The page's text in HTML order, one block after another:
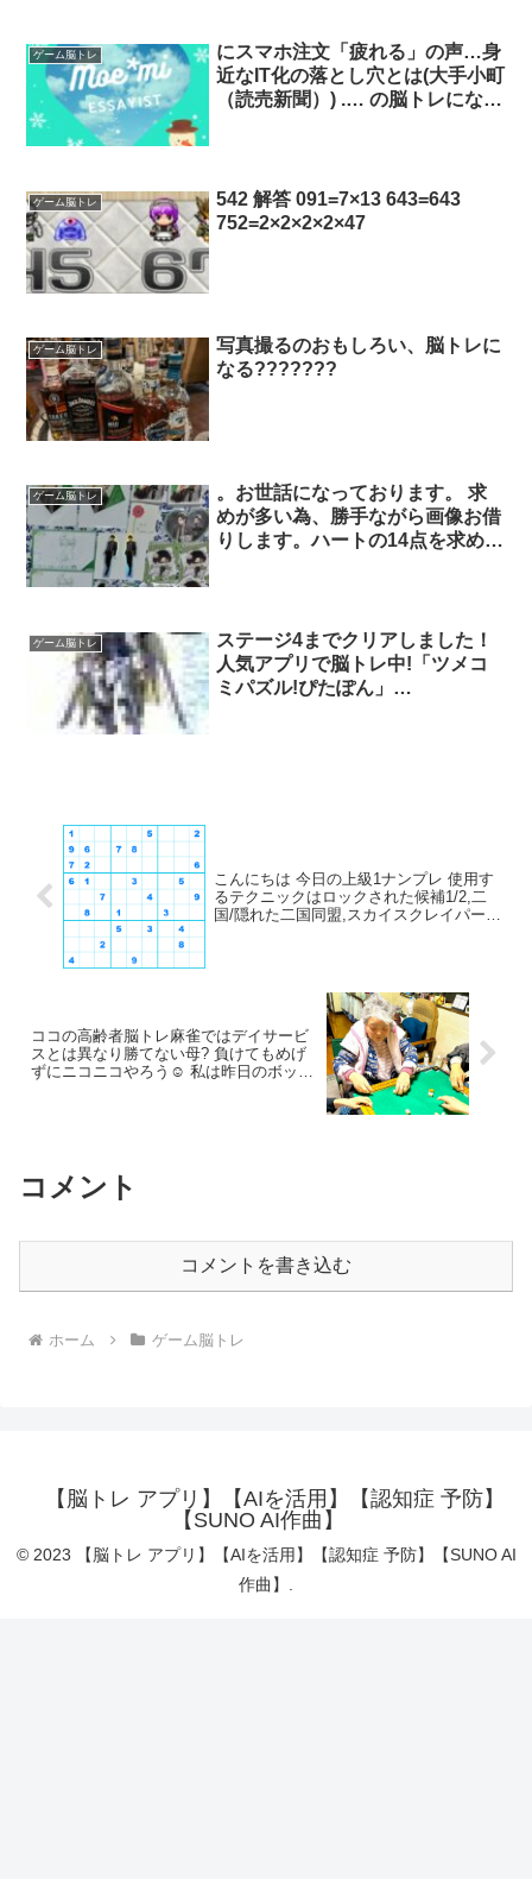
と……。考え始めると、何から手をつけ
たら良いのかわからなくなり...
ゲーム脳トレ
にスマホ注文「疲れる」の声…身
近なIT化の落とし穴とは(大手小町
（読売新聞）) .… の脳トレになる
興味深かったです✨
ゲーム脳トレ
542 解答 091=7×13 643=643
752=2×2×2×2×47
ゲーム脳トレ
写真撮るのおもしろい、脳トレに
なる???????
ゲーム脳トレ
。お世話になっております。 求
めが多い為、勝手ながら画像お借
りします。ハートの14点を求めて
能でしょうか？(全て交換可能
な゙場合には当方画像全てとの交
換希望です) ご検討お願い致しま
ゲーム脳トレ
ステージ4までクリアしました！
人気アプリで脳トレ中!「ツメコ
ミパズル!ぴたぽん」
こんにちは 今日の上級1ナンプレ 使用す
るテクニックはロックされた候補1/2,二
国/隠れた二国同盟,スカイスクレイパー
ココの高齢者脳トレ麻雀ではデイサービ
スとは異なり勝てない母?️ 負けてもめげ
ずにニコニコやろう☺️ 私は昨日のボッチ
コメント
コメントを書き込む
ホーム ゲーム脳トレ
【脳トレ アプリ】【AIを活用】【認知症 予防】
【SUNO AI作曲】
© 2023 【脳トレ アプリ】【AIを活用】【認知症 予防】【SUNO AI
作曲】.